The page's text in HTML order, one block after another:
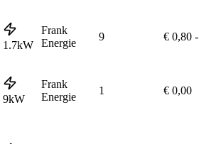
1.7kW
Frank
Energie
9 € 0,80 -
9kW
Frank
Energie
1 € 0,00